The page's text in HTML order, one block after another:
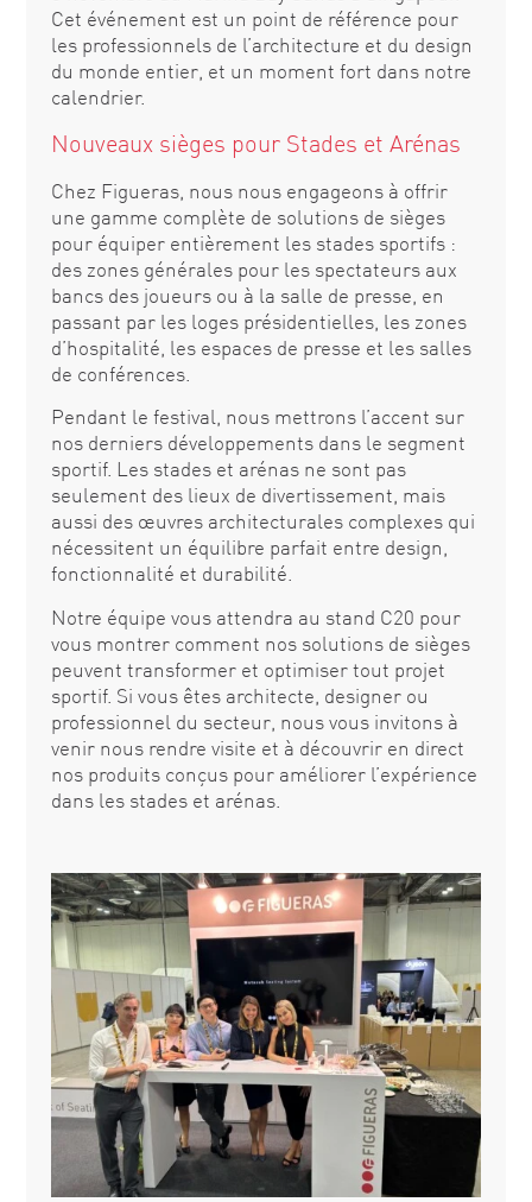
Cet événement est un point de référence pour
les professionnels de l’architecture et du design
du monde entier, et un moment fort dans notre
calendrier.
Nouveaux sièges pour Stades et Arénas
Chez Figueras, nous nous engageons à offrir
une gamme complète de solutions de sièges
pour équiper entièrement les stades sportifs :
des zones générales pour les spectateurs aux
bancs des joueurs ou à la salle de presse, en
passant par les loges présidentielles, les zones
d’hospitalité, les espaces de presse et les salles
de conférences.
Pendant le festival, nous mettrons l’accent sur
nos derniers développements dans le segment
sportif. Les stades et arénas ne sont pas
seulement des lieux de divertissement, mais
aussi des œuvres architecturales complexes qui
nécessitent un équilibre parfait entre design,
fonctionnalité et durabilité.
Notre équipe vous attendra au stand C20 pour
vous montrer comment nos solutions de sièges
peuvent transformer et optimiser tout projet
sportif. Si vous êtes architecte, designer ou
professionnel du secteur, nous vous invitons à
venir nous rendre visite et à découvrir en direct
nos produits conçus pour améliorer l’expérience
dans les stades et arénas.